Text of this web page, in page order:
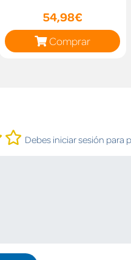
54,98€
Comprar
Debes iniciar sesión para